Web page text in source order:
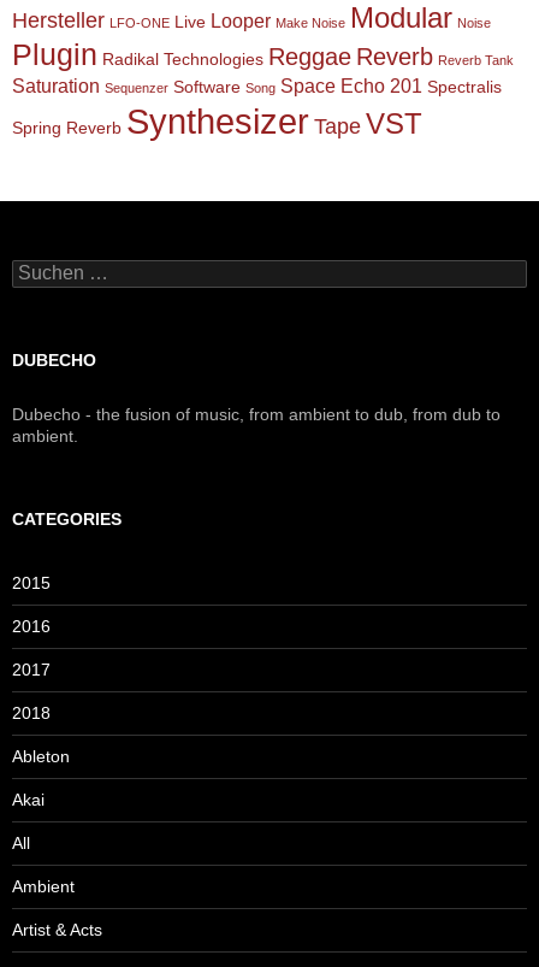
Hersteller LFO-ONE Live Looper Make Noise Modular Noise
Plugin Radikal Technologies Reggae Reverb Reverb Tank
Saturation Sequenzer Software Song Space Echo 201 Spectralis
Spring Reverb SynthesizerTapeVST
Suchen
nach:
DUBECHO
Dubecho - the fusion of music, from ambient to dub, from dub to
ambient.
CATEGORIES
2015
2016
2017
2018
Ableton
Akai
All
Ambient
Artist & Acts